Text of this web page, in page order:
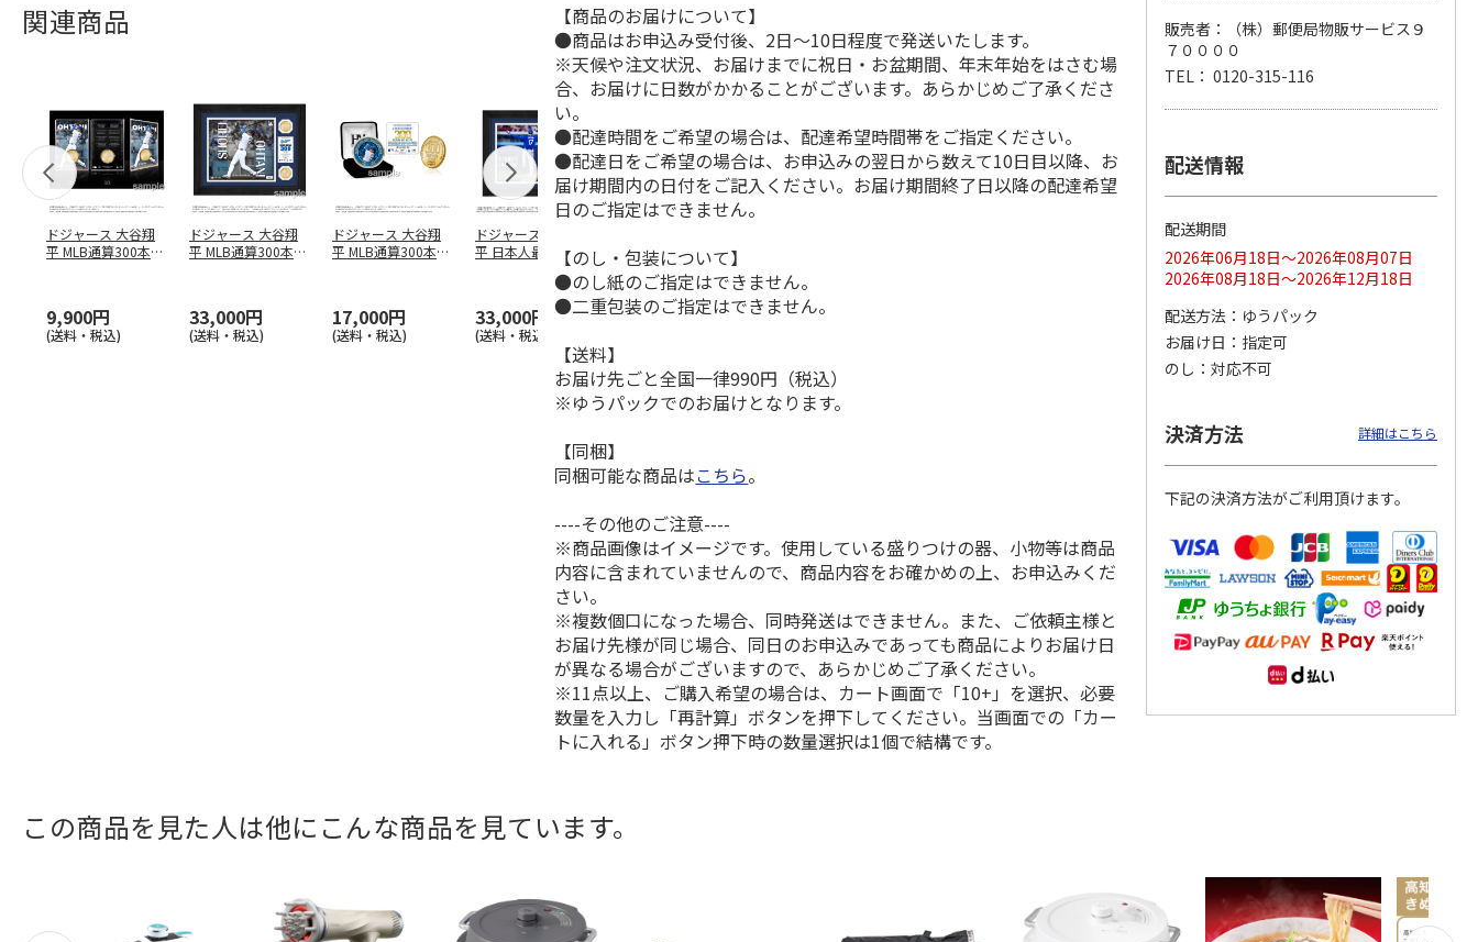
関連商品
ドジャース 大谷翔
平 MLB通算300本塁
9,900円
(送料・税込)
ドジャース 大谷翔
平 MLB通算300本塁
33,000円
(送料・税込)
ドジャース 大谷翔
平 MLB通算300本塁
17,000円
(送料・税込)
ドジャース 大谷翔
平 日本人最多53試
合連続出塁記念 ダ
33,000円
(送料・税込)
谷翔平 2026 NL 3・
4月投手…
33,000円
イ…
9,900円
ドジャース 大谷翔
平 日本人最多53試
合連続出塁記念 シ
ル…
17,000円
(送料・税込)
谷翔平 2026 NL 3・
4月投手…
【商品のお届けについて】
●商品はお申込み受付後、2日～10日程度で発送いたします。
※天候や注文状況、お届けまでに祝日・お盆期間、年末年始をはさむ場
合、お届けに日数がかかることがございます。あらかじめご了承くださ
い。
●配達時間をご希望の場合は、配達希望時間帯をご指定ください。
●配達日をご希望の場合は、お申込みの翌日から数えて10日目以降、お
届け期間内の日付をご記入ください。お届け期間終了日以降の配達希望
日のご指定はできません。
【のし・包装について】
●のし紙のご指定はできません。
●二重包装のご指定はできません。
【送料】
お届け先ごと全国一律990円（税込）
※ゆうパックでのお届けとなります。
【同梱】
同梱可能な商品はこちら。
----その他のご注意----
※商品画像はイメージです。使用している盛りつけの器、小物等は商品
内容に含まれていませんので、商品内容をお確かめの上、お申込みくだ
さい。
※複数個口になった場合、同時発送はできません。また、ご依頼主様と
お届け先様が同じ場合、同日のお申込みであっても商品によりお届け日
が異なる場合がございますので、あらかじめご了承ください。
※11点以上、ご購入希望の場合は、カート画面で「10+」を選択、必要
数量を入力し「再計算」ボタンを押下してください。当画面での「カー
トに入れる」ボタン押下時の数量選択は1個で結構です。
販売者：（株）郵便局物販サービス９
７００００
TEL： 0120-315-116
配送情報
配送期間
2026年06月18日～2026年08月07日
2026年08月18日～2026年12月18日
配送方法
ゆうパック
お届け日
指定可
のし
対応不可
決済方法 詳細はこちら
下記の決済方法がご利用頂けます。
この商品を見た人は他にこんな商品を見ています。